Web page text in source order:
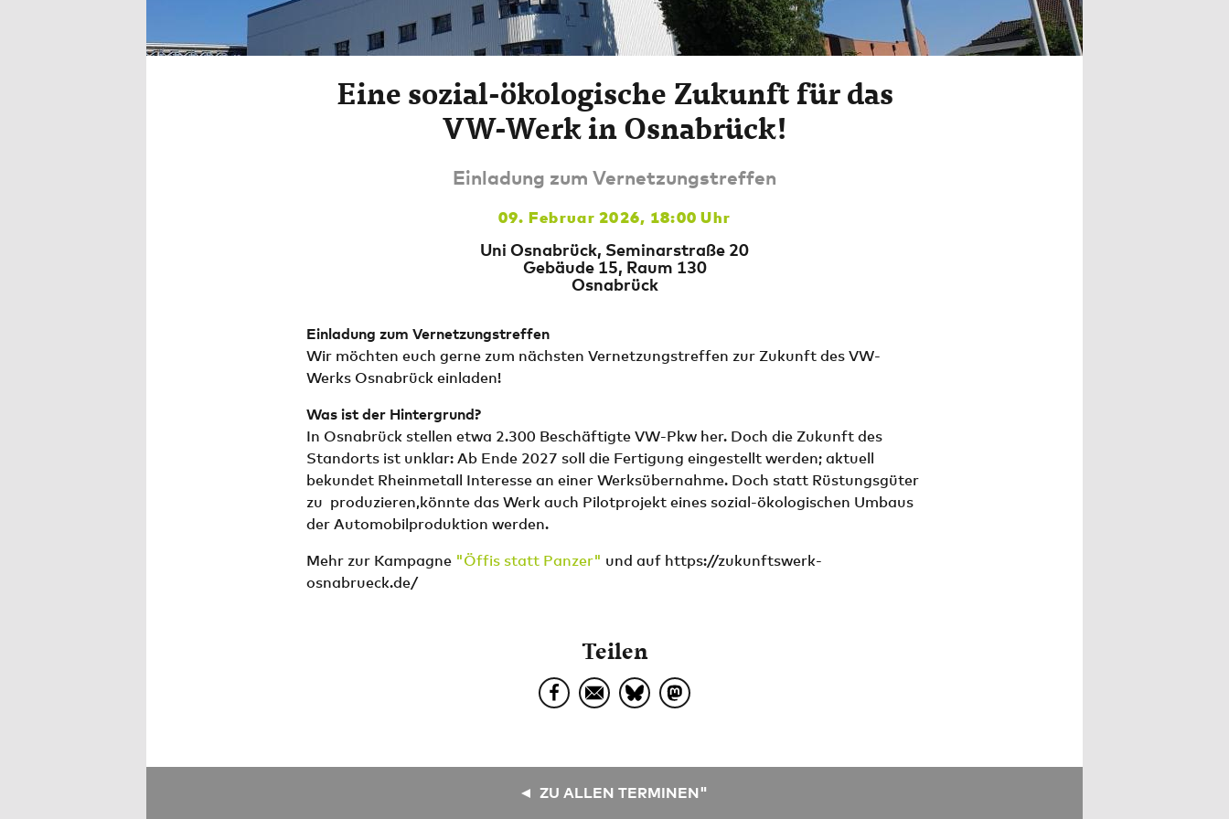
Eine sozial-ökologische Zukunft für das
VW-Werk in Osnabrück!
Einladung zum Vernetzungstreffen
09. Februar 2026, 18:00 Uhr
Uni Osnabrück, Seminarstraße 20
Gebäude 15, Raum 130
Osnabrück
Einladung zum Vernetzungstreffen
Wir möchten euch gerne zum nächsten Vernetzungstreffen zur Zukunft des VW-
Werks Osnabrück einladen!
Was ist der Hintergrund?
In Osnabrück stellen etwa 2.300 Beschäftigte VW-Pkw her. Doch die Zukunft des
Standorts ist unklar: Ab Ende 2027 soll die Fertigung eingestellt werden; aktuell
bekundet Rheinmetall Interesse an einer Werksübernahme. Doch statt Rüstungsgüter
zu produzieren,könnte das Werk auch Pilotprojekt eines sozial-ökologischen Umbaus
der Automobilproduktion werden.
Mehr zur Kampagne "Öffis statt Panzer" und auf https://zukunftswerk-
osnabrueck.de/
Teilen
ZU ALLEN TERMINEN"